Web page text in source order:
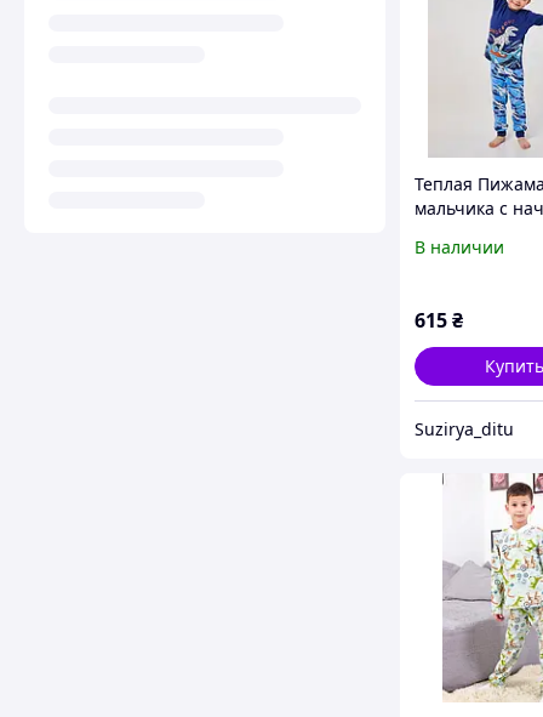
Теплая
мальчика с
В наличии
615₴
Suzirya_ditu